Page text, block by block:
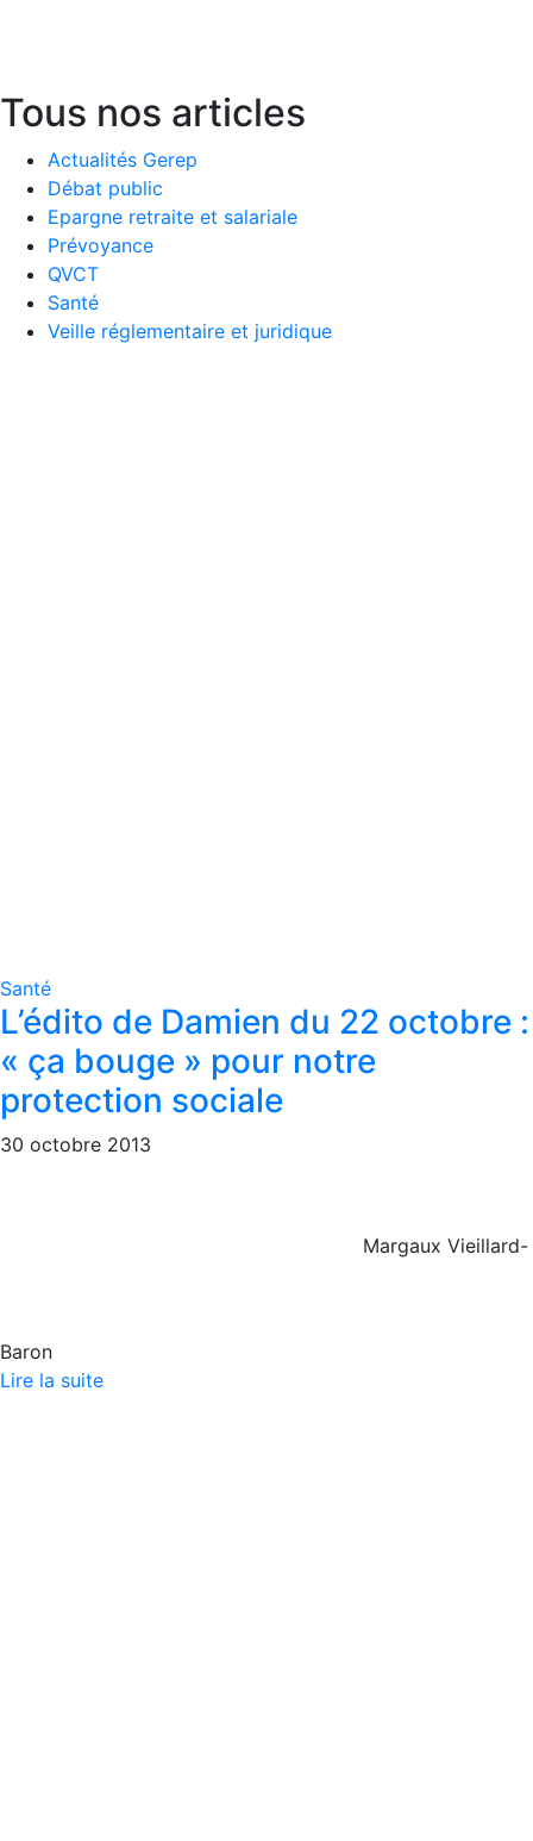
Tous nos articles
Actualités Gerep
Débat public
Epargne retraite et salariale
Prévoyance
QVCT
Santé
Veille réglementaire et juridique
Santé
L’édito de Damien du 22 octobre :
« ça bouge » pour notre
protection sociale
30 octobre 2013
Margaux Vieillard-
Baron
Lire la suite